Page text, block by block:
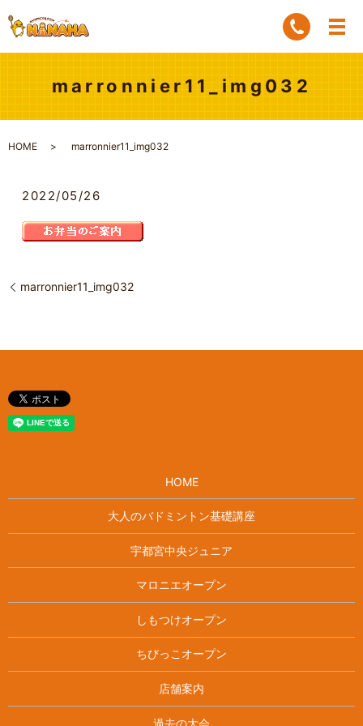
marronnier11_img032
HOME marronnier11_img032
2022/05/26
marronnier11_img032
HOME
大人のバドミントン基礎講座
宇都宮中央ジュニア
マロニエオープン
しもつけオープン
ちびっこオープン
店舗案内
過去の大会